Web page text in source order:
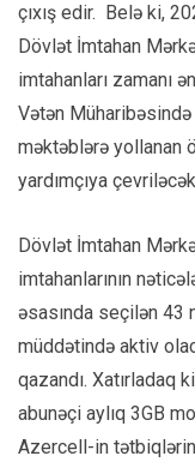
çıxış edir. Belə ki,
Dövlət İmtahan
imtahanları zamanı
Vətən
məktəblərə yollanan
yardımçıya
Dövlət İmtahan
imtahanlarının
əsasında seçilən 43
müddətində aktiv
qazandı. Xatırladaq
abunəçi aylıq 3GB
Azercell-in